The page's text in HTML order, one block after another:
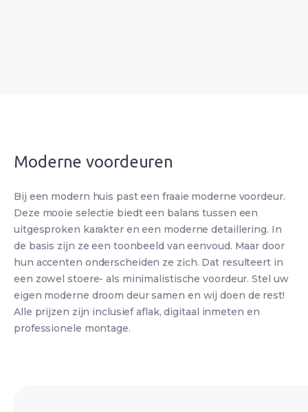
Moderne voordeuren
Bij een modern huis past een fraaie moderne voordeur.
Deze mooie selectie biedt een balans tussen een
uitgesproken karakter en een moderne detaillering. In
de basis zijn ze een toonbeeld van eenvoud. Maar door
hun accenten onderscheiden ze zich. Dat resulteert in
een zowel stoere- als minimalistische voordeur. Stel uw
eigen moderne droom deur samen en wij doen de rest!
Alle prijzen zijn inclusief aflak, digitaal inmeten en
professionele montage.